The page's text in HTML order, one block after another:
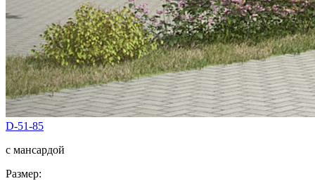
D-51-85
с мансардой
Размер: